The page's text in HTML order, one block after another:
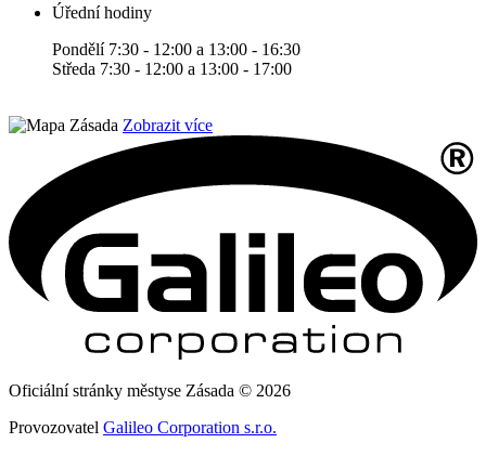
Úřední hodiny
Pondělí 7:30 - 12:00 a 13:00 - 16:30
Středa 7:30 - 12:00 a 13:00 - 17:00
Zobrazit více
Oficiální stránky městyse Zásada © 2026
Provozovatel Galileo Corporation s.r.o.